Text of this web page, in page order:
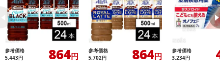
参考価格
5,443円 864円
参考価格
5,702円 864円
参考価格
3,234円